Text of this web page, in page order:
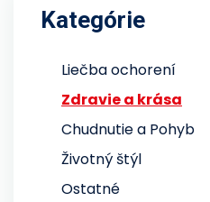
Kategórie
Liečba ochorení
Zdravie a krása
Chudnutie a Pohyb
Životný štýl
Ostatné